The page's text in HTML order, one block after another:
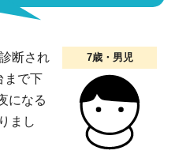
7歳・男児
断され
まで下
になる
まし